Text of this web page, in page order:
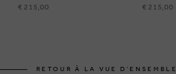
€ 215,00 € 215,00
RETOUR À LA VUE D'ENSEMBLE